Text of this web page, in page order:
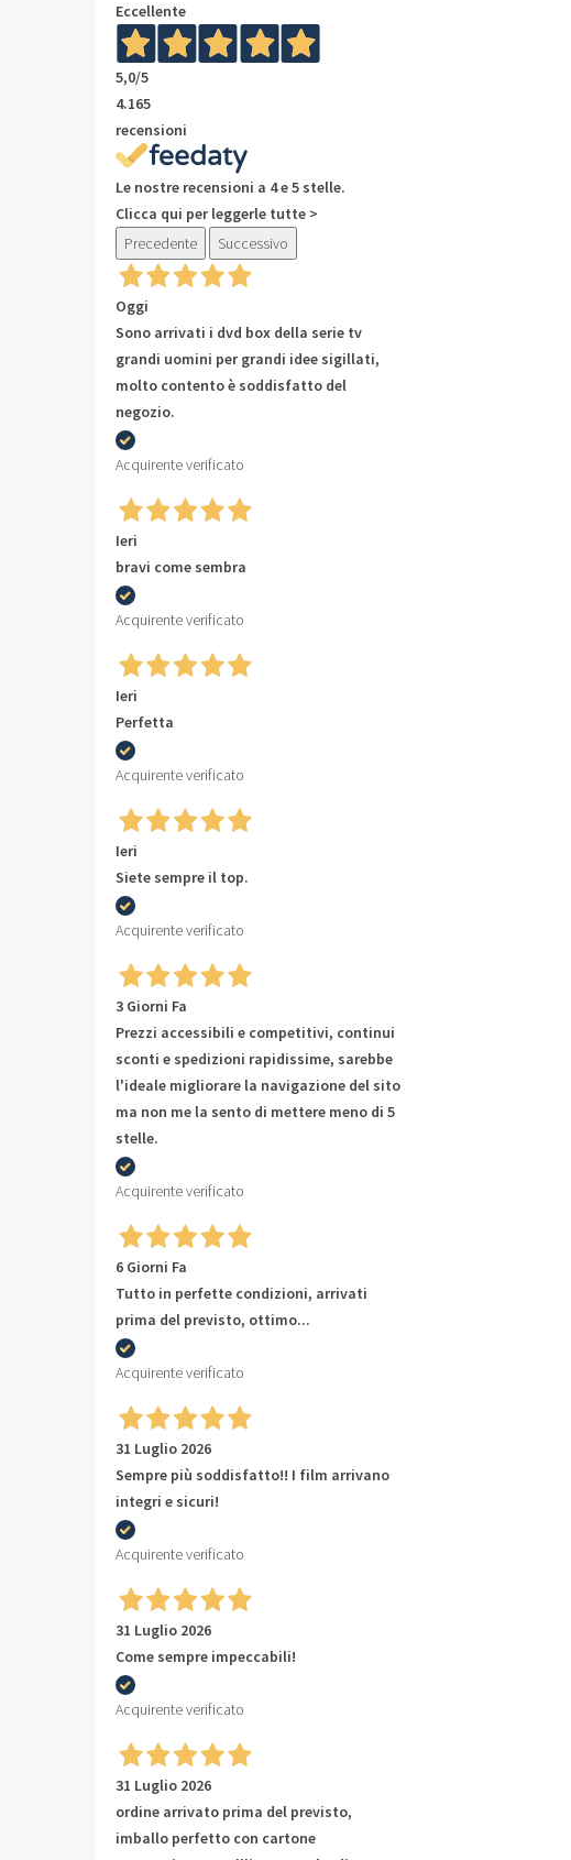
Eccellente
5,0/5
4.165
recensioni
Le nostre recensioni a 4 e 5 stelle.
Clicca qui per leggerle tutte >
Precedente
Successivo
Oggi
Sono arrivati i dvd box della serie tv
grandi uomini per grandi idee sigillati,
molto contento è soddisfatto del
negozio.
Acquirente verificato
Ieri
bravi come sembra
Acquirente verificato
Ieri
Perfetta
Acquirente verificato
Ieri
Siete sempre il top.
Acquirente verificato
3 Giorni Fa
Prezzi accessibili e competitivi, continui
sconti e spedizioni rapidissime, sarebbe
l'ideale migliorare la navigazione del sito
ma non me la sento di mettere meno di 5
stelle.
Acquirente verificato
6 Giorni Fa
Tutto in perfette condizioni, arrivati
prima del previsto, ottimo...
Acquirente verificato
31 Luglio 2026
Sempre più soddisfatto!! I film arrivano
integri e sicuri!
Acquirente verificato
31 Luglio 2026
Come sempre impeccabili!
Acquirente verificato
31 Luglio 2026
ordine arrivato prima del previsto,
imballo perfetto con cartone